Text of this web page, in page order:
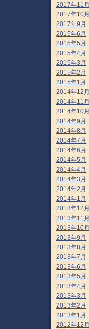
2017年11月
2017年10月
2017年9月
2015年6月
2015年5月
2015年4月
2015年3月
2015年2月
2015年1月
2014年12月
2014年11月
2014年10月
2014年9月
2014年8月
2014年7月
2014年6月
2014年5月
2014年4月
2014年3月
2014年2月
2014年1月
2013年12月
2013年11月
2013年10月
2013年9月
2013年8月
2013年7月
2013年6月
2013年5月
2013年4月
2013年3月
2013年2月
2013年1月
2012年12月